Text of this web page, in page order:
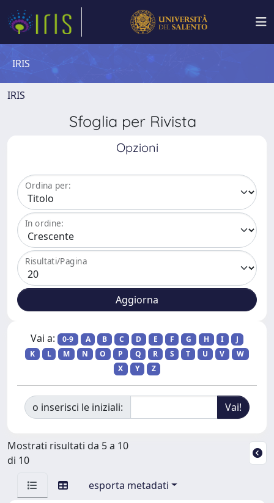
IRIS
IRIS
Sfoglia per Rivista
Opzioni
Ordina per:
In ordine:
Risultati/Pagina
Vai a: 0-9 A B C D E F G H I
J
K
L M N O P Q R S T U V
W
X
Y Z
o inserisci le iniziali:
Mostrati risultati da 5 a 10
di 10
esporta metadati